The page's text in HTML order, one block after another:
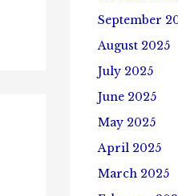
September
August 2025
July 2025
June 2025
May 2025
April 2025
March 2025